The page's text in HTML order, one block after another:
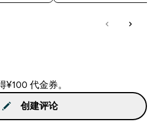
¥100 代金券。
创建评论